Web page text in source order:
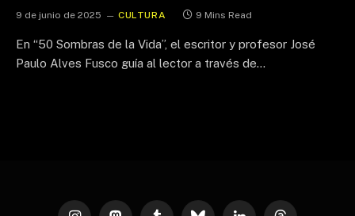
9 de junio de 2025 CULTURA 9 Mins Read
En “50 Sombras de la Vida”, el escritor y profesor José
Paulo Alves Fusco guía al lector a través de…